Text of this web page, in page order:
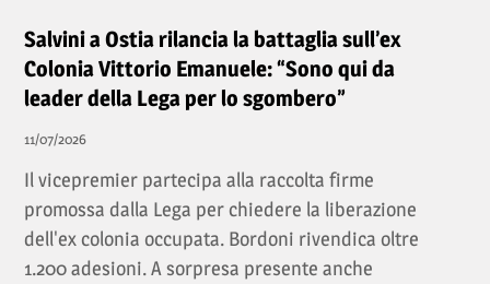
Salvini a Ostia rilancia la battaglia sull’ex
Colonia Vittorio Emanuele: “Sono qui da
leader della Lega per lo sgombero”
11/07/2026
Il vicepremier partecipa alla raccolta firme
promossa dalla Lega per chiedere la liberazione
dell'ex colonia occupata. Bordoni rivendica oltre
1.200 adesioni. A sorpresa presente anche